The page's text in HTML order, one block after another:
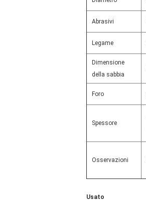
Abrasivi
Legame
Dimensione
della sabbia
Foro
Spessore
Osservazioni
Usato